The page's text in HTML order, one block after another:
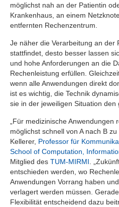
möglichst nah an der Patientin
Krankenhaus, an einem
entfernten Rechenzentrum.
Je näher die Verarbeitung an der
stattfindet, desto besser lassen
und hohe Anforderungen an die
Rechenleistung erfüllen.
wenn alle Anwendungen direkt
ist es wichtig, die Technik
sie in der jeweiligen Situation den
„Für medizinische
möglichst schnell von A nach B
Kellerer, Professor für
School of Computation,
Mitglied des TUM-MIRMI .
entschieden werden, wo
Anwendungen Vorrang haben
verlagert werden müssen.
Flexibilität entscheidend dazu